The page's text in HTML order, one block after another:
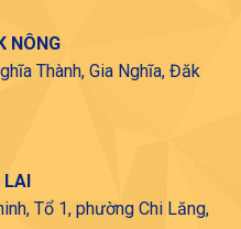
NÔNG
Thành, Gia Nghĩa, Đăk
LAI
Tổ 1, phường Chi Lăng,